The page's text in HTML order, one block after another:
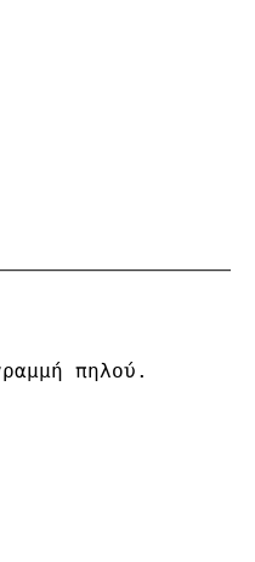
πηλού.